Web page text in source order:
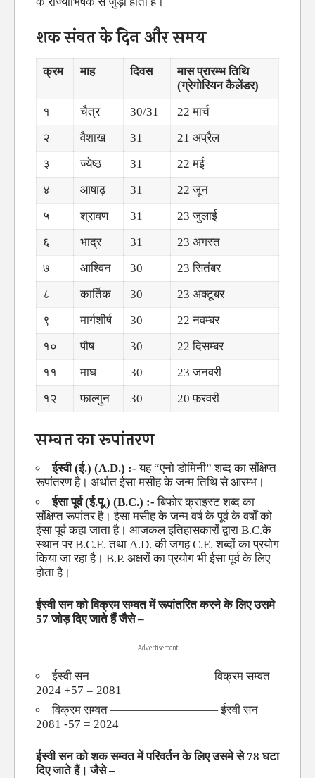
शक संवत के दिन और समय
क्रम माह दिवस
मास प्रारम्भ तिथि
(ग्रेगोरियन कैलेंडर)
१
चैत्र 30/31
22 मार्च
२
वैशाख 31
21 अप्रैल
३
ज्येष्ठ 31
22 मई
४
आषाढ़ 31
22 जून
५
श्रावण 31
23 जुलाई
६
भाद्र 31
23 अगस्त
७
आश्विन 30
23 सितंबर
८
कार्तिक 30
23 अक्टूबर
९
मार्गशीर्ष 30
22 नवम्बर
१०
पौष 30
22 दिसम्बर
११
माघ 30
23 जनवरी
१२
फाल्गुन 30 20 फ़रवरी
सम्वत का रूपांतरण
ईस्वी (ई.) (A.D.) :- यह “एनो डोमिनी” शब्द का संक्षिप्त
रूपांतरण है। अर्थात ईसा मसीह के जन्म तिथि से आरम्भ।
ईसा पूर्व (ई.पू.) (B.C.) :- बिफोर क्राइस्ट शब्द का
संक्षिप्त रूपांतर है। ईसा मसीह के जन्म वर्ष के पूर्व के वर्षों को
ईसा पूर्व कहा जाता है। आजकल इतिहासकारों द्वारा B.C.के
स्थान पर B.C.E. तथा A.D. की जगह C.E. शब्दों का प्रयोग
किया जा रहा है। B.P. अक्षरों का प्रयोग भी ईसा पूर्व के लिए
होता है।
ईस्वी सन को विक्रम सम्वत में रूपांतरित करने के लिए उसमे
57 जोड़ दिए जाते हैं जैसे –
- Advertisement -
ईस्वी सन —————————— विक्रम सम्वत
2024 +57 = 2081
विक्रम सम्वत ————————— ईस्वी सन
2081 -57 = 2024
ईस्वी सन को शक सम्वत में परिवर्तन के लिए उसमे से 78 घटा
दिए जाते हैं। जैसे –